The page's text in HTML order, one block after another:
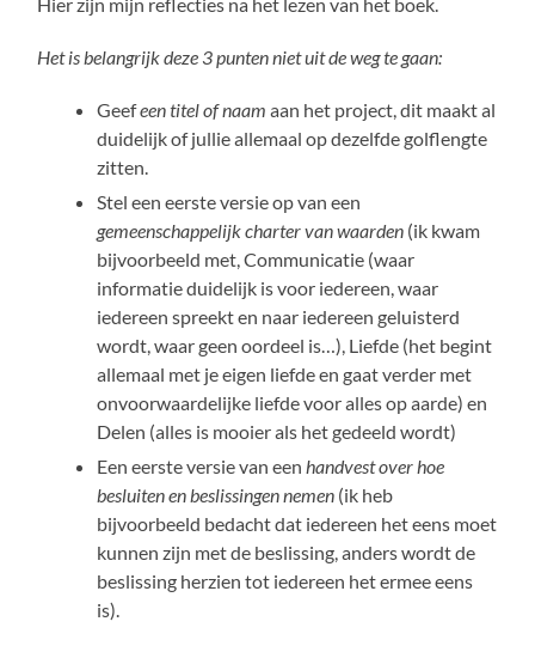
Het is belangrijk deze 3 punten niet uit de weg te gaan:
Geefeen titel of naam aan het project, dit maakt al
duidelijk of jullie allemaal op dezelfde golflengte
zitten.
Stel een eerste versie op van een
gemeenschappelijk charter van waarden (ik kwam
bijvoorbeeld met, Communicatie (waar
informatie duidelijk is voor iedereen, waar
iedereen spreekt en naar iedereen geluisterd
wordt, waar geen oordeel is…), Liefde (het begint
allemaal met je eigen liefde en gaat verder met
onvoorwaardelijke liefde voor alles op aarde) en
Delen (alles is mooier als het gedeeld wordt)
Een eerste versie van een handvest over hoe
besluiten en beslissingen nemen (ik heb
bijvoorbeeld bedacht dat iedereen het eens moet
kunnen zijn met de beslissing, anders wordt de
beslissing herzien tot iedereen het ermee eens
is).